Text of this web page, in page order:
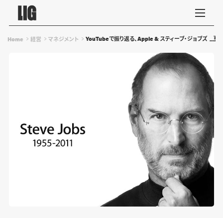
Home 経営 マネジメント YouTubeで振り返る、Apple & スティーブ・ジョブズの歴